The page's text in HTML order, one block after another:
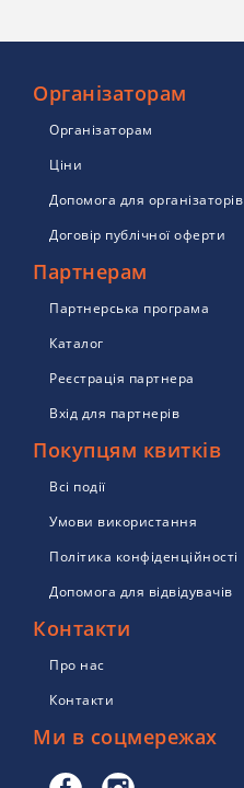
Організаторам
Організаторам
Ціни
Допомога для організаторів
Договір публічної оферти
Партнерам
Партнерська програма
Каталог
Реєстрація партнера
Вхід для партнерів
Покупцям квитків
Всі події
Умови використання
Політика конфіденційності
Допомога для відвідувачів
Контакти
Про нас
Контакти
Ми в соцмережах